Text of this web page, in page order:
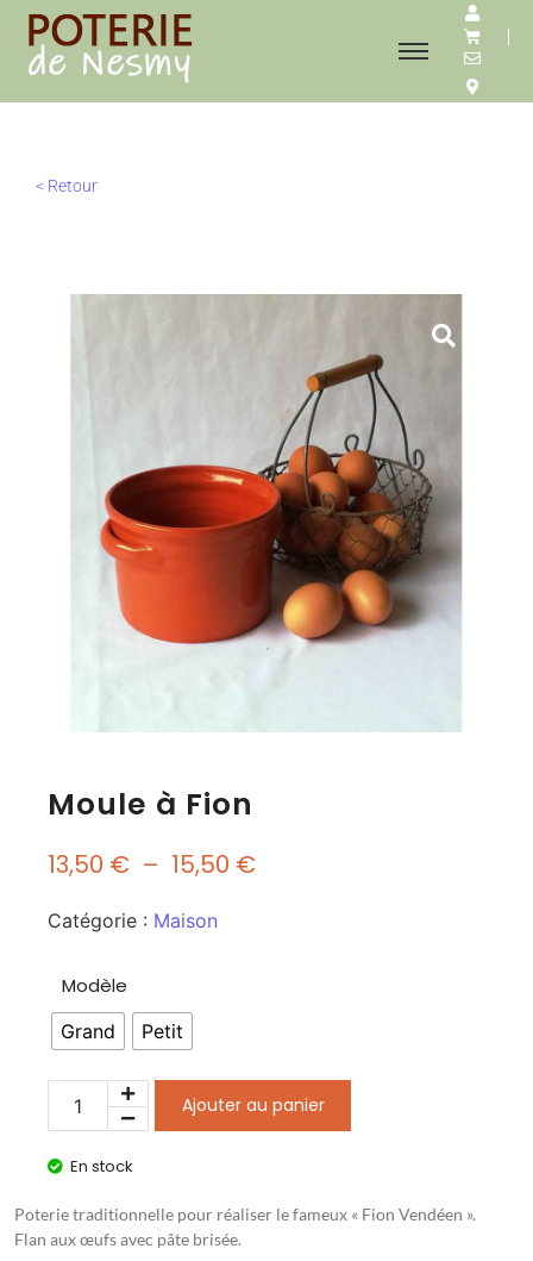
< Retour
Moule à Fion
13,50 € – 15,50 €
Catégorie : Maison
Modèle
Grand Petit
Ajouter au panier
En stock
Poterie traditionnelle pour réaliser le fameux « Fion Vendéen ».
Flan aux œufs avec pâte brisée.